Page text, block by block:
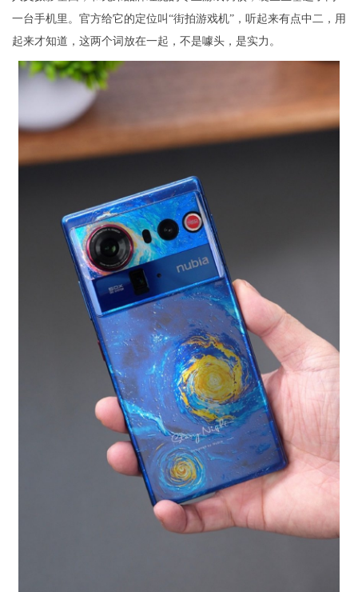
一台手机里。官方给它的定位叫“街拍游戏机”，听起来有点中二，用
起来才知道，这两个词放在一起，不是噱头，是实力。